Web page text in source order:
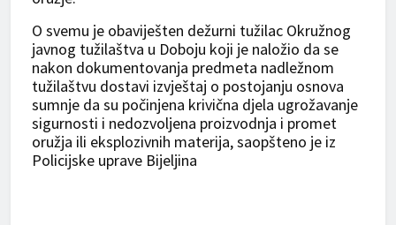
O svemu je obaviješten dežurni tužilac Okružnog
javnog tužilaštva u Doboju koji je naložio da se
nakon dokumentovanja predmeta nadležnom
tužilaštvu dostavi izvještaj o postojanju osnova
sumnje da su počinjena krivična djela ugrožavanje
sigurnosti i nedozvoljena proizvodnja i promet
oružja ili eksplozivnih materija, saopšteno je iz
Policijske uprave Bijeljina